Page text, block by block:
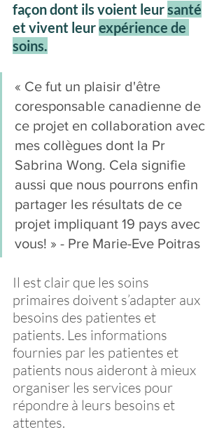
façon dont ils voient leur santé
et vivent leur expérience de
soins.
« Ce fut un plaisir d'être
coresponsable canadienne de
ce projet en collaboration avec
mes collègues dont la Pr
Sabrina Wong. Cela signifie
aussi que nous pourrons enfin
partager les résultats de ce
projet impliquant 19 pays avec
vous! » - Pre Marie-Eve Poitras
Il est clair que les soins
primaires doivent s’adapter aux
besoins des patientes et
patients. Les informations
fournies par les patientes et
patients nous aideront à mieux
organiser les services pour
répondre à leurs besoins et
attentes.